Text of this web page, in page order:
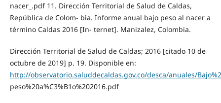
nacer_.pdf 11. Dirección Territorial de Salud de Caldas,
República de Colom- bia. Informe anual bajo peso al nacer a
término Caldas 2016 [In- ternet]. Manizalez, Colombia.
Dirección Territorial de Salud de Caldas; 2016 [citado 10 de
octubre de 2019] p. 19. Disponible en:
http://observatorio.saluddecaldas.gov.co/desca/anuales/
peso%20a%C3%B1o%202016.pdf